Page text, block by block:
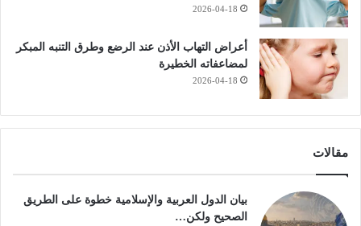
2026-04-18
أعراض التهاب الأذن عند الرضع وطرق التنبه المبكر
لمضاعفاته الخطيرة
2026-04-18
مقالات
بيان الدول العربية والإسلامية خطوة على الطريق
الصحيح ولكن…